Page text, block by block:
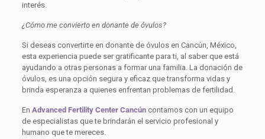
interés.
¿Cómo me convierto en donante de óvulos?
Si deseas convertirte en donante de óvulos en Cancún, México,
esta experiencia puede ser gratificante para ti, al saber que está
ayudando a otras personas a formar una familia. La donación de
óvulos, es una opción segura y eficaz que transforma vidas y
brinda esperanza a quienes enfrentan problemas de fertilidad.
En Advanced Fertility Center Cancúncontamos con un equipo
de especialistas que te brindarán el servicio profesional y
humano que te mereces.